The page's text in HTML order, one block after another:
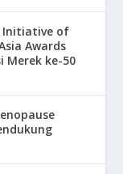
Initiative of
Awards
Merek ke-50